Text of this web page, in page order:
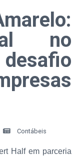
no
Contábeis
Half em parceria